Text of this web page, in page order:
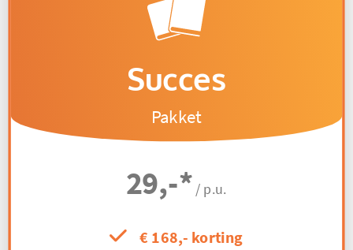
Succes
Pakket
29,-* / p.u.
€ 168,- korting